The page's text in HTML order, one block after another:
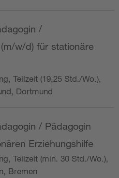
/
w/d) für stationäre
Teilzeit (19,25 Std./Wo.),
Dortmund
/ Pädagogin
Erziehungshilfe
Teilzeit (min. 30 Std./Wo.),
Bremen